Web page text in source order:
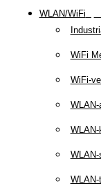
WLAN/WiFi
WiFi
WiFi-